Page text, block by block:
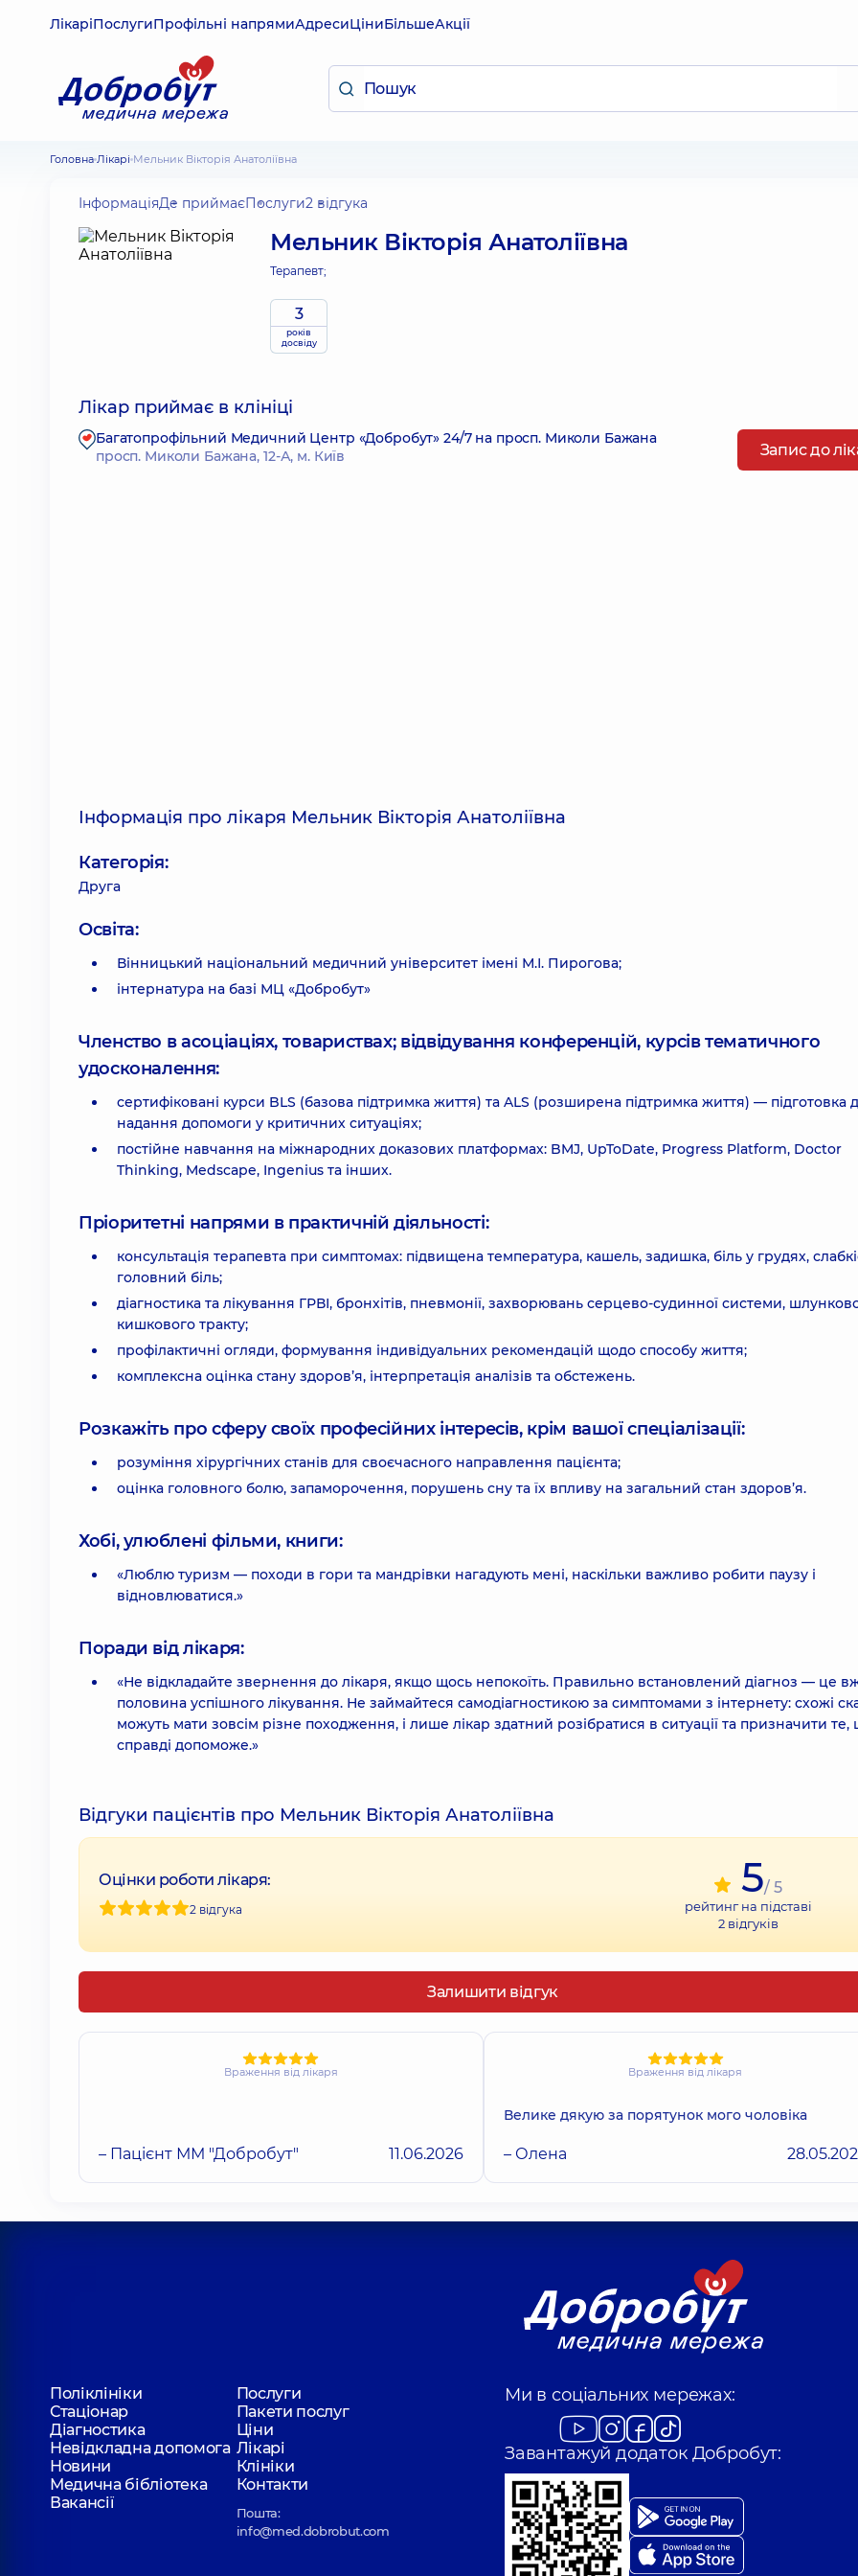
ЛікаріПослугиПрофільні напрямиАдресиЦіниБільшеАкції
Головна Лікарі Мельник Вікторія Анатоліївна
ІнформаціяДе приймаєПослуги2 відгука
Мельник Вікторія Анатоліївна
Терапевт;
3
років
досвіду
Лікар приймає в клініці
Багатопрофільний Медичний Центр «Добробут» 24/7 на просп. Миколи Бажана
просп. Миколи Бажана, 12-А, м. Київ
Запис до
Інформація про лікаря Мельник Вікторія Анатоліївна
Категорія:
Друга
Освіта:
Вінницький національний медичний університет імені М.І. Пирогова;
інтернатура на базі МЦ «Добробут»
Членство в асоціаціях, товариствах; відвідування конференцій, курсів тематичного
удосконалення:
сертифіковані курси BLS (базова підтримка життя) та ALS (розширена підтримка життя) — підготовка
надання допомоги у критичних ситуаціях;
постійне навчання на міжнародних доказових платформах: BMJ, UpToDate, Progress Platform, Doctor
Thinking, Medscape, Ingenius та інших.
Пріоритетні напрями в практичній діяльності:
консультація терапевта при симптомах: підвищена температура, кашель, задишка, біль у грудях,
головний біль;
діагностика та лікування ГРВІ, бронхітів, пневмонії, захворювань серцево-судинної системи,
кишкового тракту;
профілактичні огляди, формування індивідуальних рекомендацій щодо способу життя;
комплексна оцінка стану здоров’я, інтерпретація аналізів та обстежень.
Розкажіть про сферу своїх професійних інтересів, крім вашої спеціалізації:
розуміння хірургічних станів для своєчасного направлення пацієнта;
оцінка головного болю, запаморочення, порушень сну та їх впливу на загальний стан здоров’я.
Хобі, улюблені фільми, книги:
«Люблю туризм — походи в гори та мандрівки нагадують мені, наскільки важливо робити паузу і
відновлюватися.»
Поради від лікаря:
«Не відкладайте звернення до лікаря, якщо щось непокоїть. Правильно встановлений діагноз — це
половина успішного лікування. Не займайтеся самодіагностикою за симптомами з інтернету: схожі
можуть мати зовсім різне походження, і лише лікар здатний розібратися в ситуації та призначити те,
справді допоможе.»
Відгуки пацієнтів про Мельник Вікторія Анатоліївна
Оцінки роботи лікаря:
2 відгука
5/ 5
рейтинг на підставі
2відгуків
Залишити відгук
Враження від лікаря
– Пацієнт ММ "Добробут" 11.06.2026
Враження від лікаря
Велике дякую за порятунок мого чоловіка
– Олена
Поліклініки
Послуги
Стаціонар
Пакети послуг
Діагностика
Ціни
Невідкладна допомога Лікарі
Новини
Клініки
Медична бібліотека
Контакти
Вакансії
Пошта:
info@med.dobrobut.com
Ми в соціальних мережах:
Завантажуй додаток Добробут: